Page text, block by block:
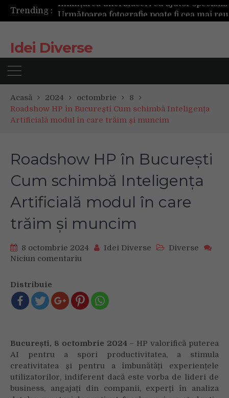
Trending :
Următoarea fotografie poate fi cea mai reușită de până acum
Mașinile de spălat și uscătoarele bazate pe inteligență artificială îți cunosc hainele mai bine decât tine
Idei Diverse
Acasă 2024 octombrie
8
Roadshow HP în București Cum schimbă Inteligența
Artificială modul în care trăim și muncim
Roadshow HP în București
Cum schimbă Inteligența
Artificială modul în care
trăim și muncim
8 octombrie 2024 Idei Diverse
Diverse
Niciun comentariu
în
București
Cum
Artificială
modul
în
care
trăim
Distribuie
București, 8 octombrie 2024– HP valorifică puterea
AI pentru a spori productivitatea, a stimula
creativitatea și pentru a îmbunătăți experiențele
utilizatorilor, indiferent dacă este vorba de lideri de
business, angajați din companii, experți în analiza